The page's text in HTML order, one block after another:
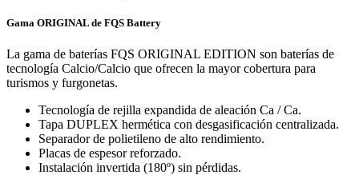
Gama ORIGINAL de FQS Battery
La gama de baterías FQS ORIGINAL EDITION son baterías de
tecnología Calcio/Calcio que ofrecen la mayor cobertura para
turismos y furgonetas.
Tecnología de rejilla expandida de aleación Ca / Ca.
Tapa DUPLEX hermética con desgasificación centralizada.
Separador de polietileno de alto rendimiento.
Placas de espesor reforzado.
Instalación invertida (180º) sin pérdidas.